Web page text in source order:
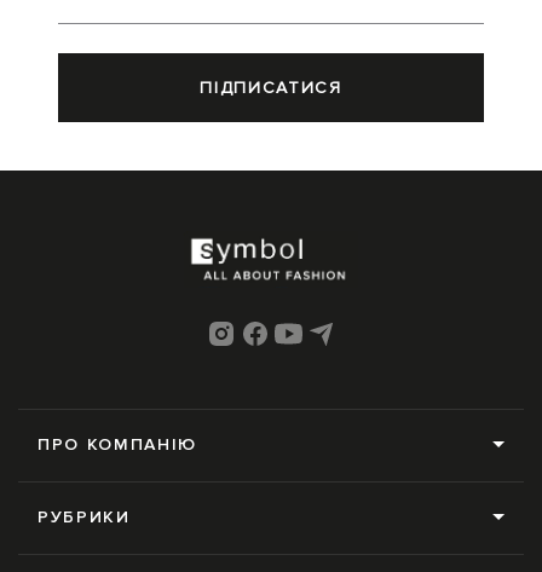
ПІДПИСАТИСЯ
ПРО КОМПАНІЮ
РУБРИКИ